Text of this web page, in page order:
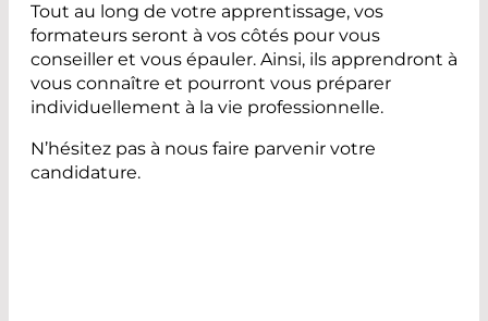
Tout au long de votre apprentissage, vos
formateurs seront à vos côtés pour vous
conseiller et vous épauler. Ainsi, ils apprendront à
vous connaître et pourront vous préparer
individuellement à la vie professionnelle.
N’hésitez pas à nous faire parvenir votre
candidature.